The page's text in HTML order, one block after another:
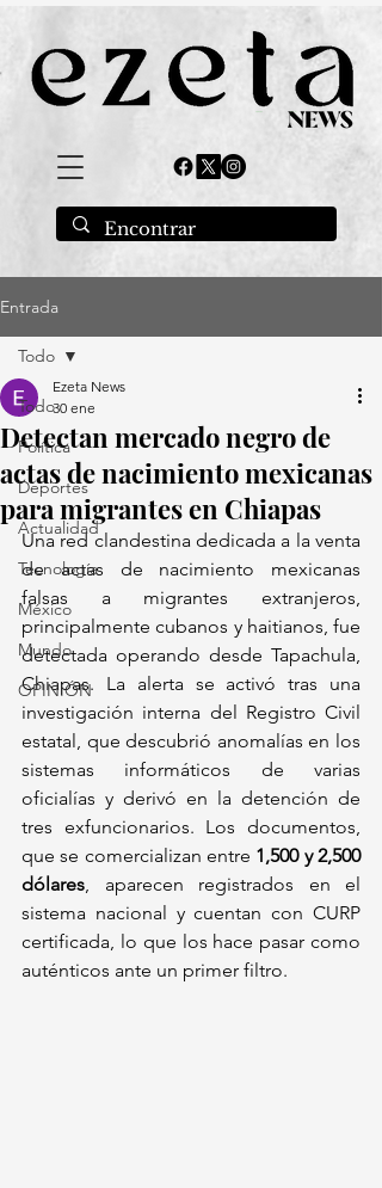
Entrada
Todo
Política
Deportes
Actualidad
Tecnología
México
Mundo
OPINIÓN
Todo
Detectan mercado negro de
actas de nacimiento mexicanas
para migrantes en Chiapas
Ezeta News
30 ene
Una red clandestina dedicada a la venta
de actas de nacimiento mexicanas
falsas a migrantes extranjeros,
principalmente cubanos y haitianos, fue
detectada operando desde Tapachula,
Chiapas. La alerta se activó tras una
investigación interna del Registro Civil
estatal, que descubrió anomalías en los
sistemas informáticos de varias
oficialías y derivó en la detención de
tres exfuncionarios. Los documentos,
que se comercializan entre 1,500 y 2,500
dólares, aparecen registrados en el
sistema nacional y cuentan con CURP
certificada, lo que los hace pasar como
auténticos ante un primer filtro.